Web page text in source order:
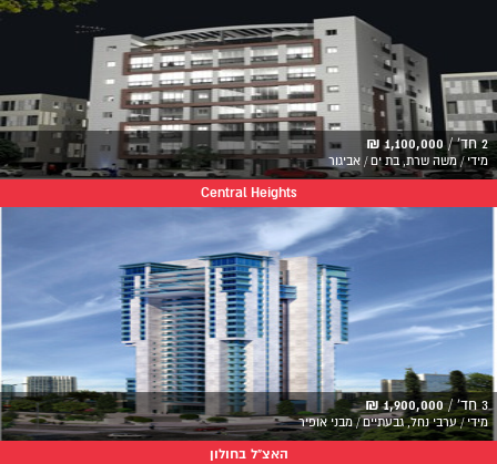
2 חד' / 1,100,000 ₪
מידי / משה שרת, בת ים / אביגור
Central Heights
3 חד' / 1,900,000 ₪
מידי / ערבי נחל, גבעתיים / מבני אופיר
האצ"ל בחולון